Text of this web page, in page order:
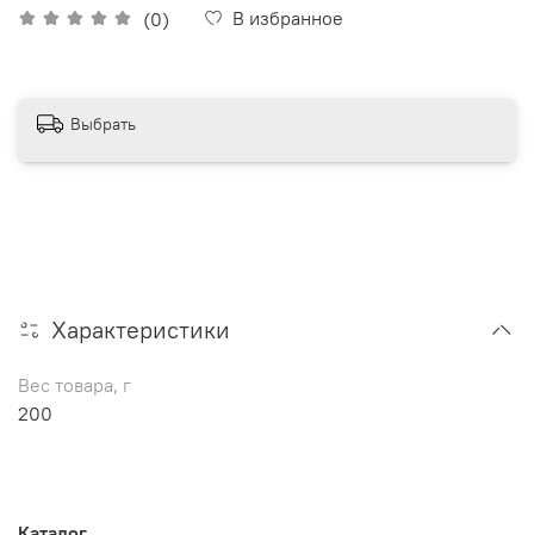
(0) В избранное
Выбрать
Характеристики
Вес товара, г
200